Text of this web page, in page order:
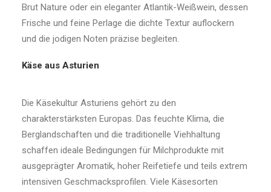
Brut Nature oder ein eleganter Atlantik-Weißwein, dessen
Frische und feine Perlage die dichte Textur auflockern
und die jodigen Noten präzise begleiten.
Käse aus Asturien
Die Käsekultur Asturiens gehört zu den
charakterstärksten Europas. Das feuchte Klima, die
Berglandschaften und die traditionelle Viehhaltung
schaffen ideale Bedingungen für Milchprodukte mit
ausgeprägter Aromatik, hoher Reifetiefe und teils extrem
intensiven Geschmacksprofilen. Viele Käsesorten